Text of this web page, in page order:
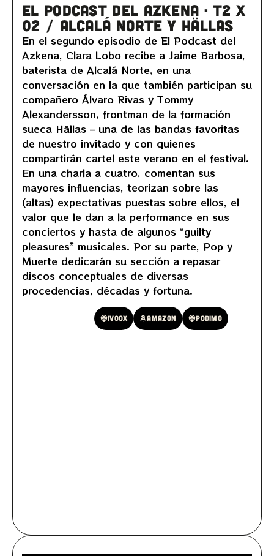
EL PODCAST DEL AZKENA · T2 x
02 / Alcalá Norte y Hällas
En el segundo episodio de El Podcast del
Azkena, Clara Lobo recibe a Jaime Barbosa,
baterista de Alcalá Norte, en una
conversación en la que también participan su
compañero Álvaro Rivas y Tommy
Alexandersson, frontman de la formación
sueca Hällas – una de las bandas favoritas
de nuestro invitado y con quienes
compartirán cartel este verano en el festival.
En una charla a cuatro, comentan sus
mayores influencias, teorizan sobre las
(altas) expectativas puestas sobre ellos, el
valor que le dan a la performance en sus
conciertos y hasta de algunos “guilty
pleasures” musicales. Por su parte, Pop y
Muerte dedicarán su sección a repasar
discos conceptuales de diversas
procedencias, décadas y fortuna.
Ivoox Amazon Podimo